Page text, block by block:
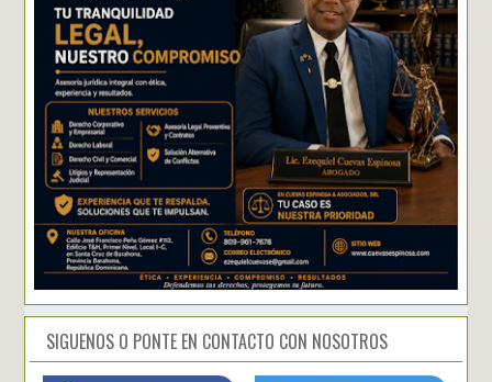
SIGUENOS O PONTE EN CONTACTO CON NOSOTROS